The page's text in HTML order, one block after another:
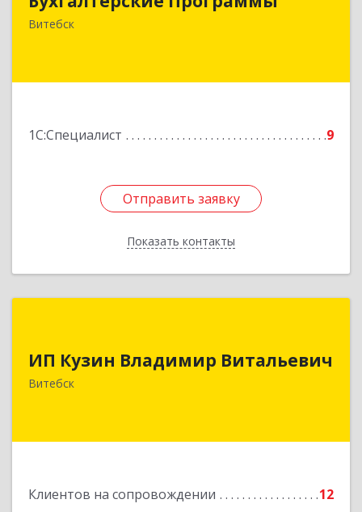
Витебск
1С:Специалист 9
Отправить заявку
Показать контакты
Отправить заявку
Назад
ИП Кузин Владимир Витальевич
Витебск
Клиентов на сопровождении
12
Беларусь, 210001, г.Витебск, ул. Ильинского,